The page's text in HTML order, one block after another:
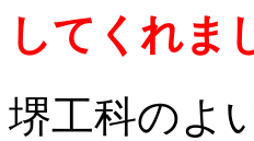
してくれま
堺工科のよ